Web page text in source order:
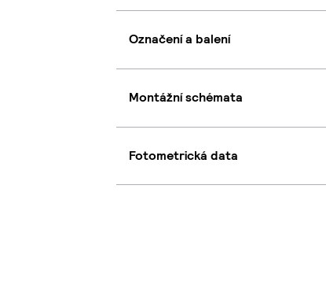
Označení a balení
Montážní schémata
Fotometrická data